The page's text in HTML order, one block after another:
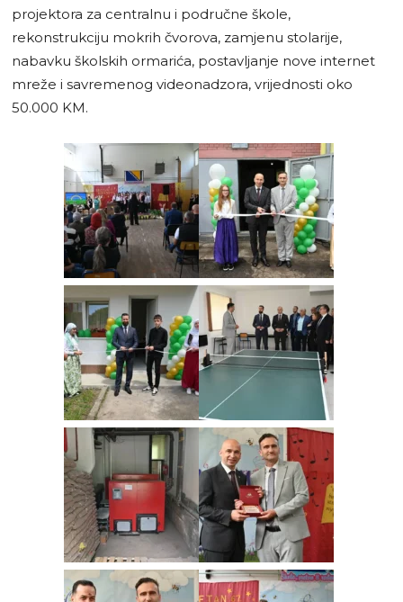
projektora za centralnu i područne škole,
rekonstrukciju mokrih čvorova, zamjenu stolarije,
nabavku školskih ormarića, postavljanje nove internet
mreže i savremenog videonadzora, vrijednosti oko
50.000 KM.